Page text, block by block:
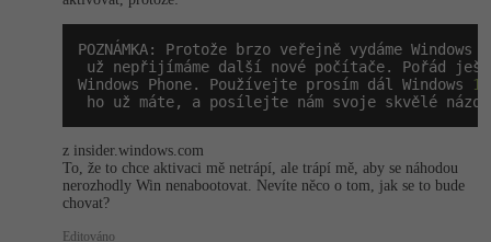
UML a návrhové vzory
React
Spring
ASP.NET MVC
Django
HTML / CSS
UML a návrhové vzory
MySQL/MariaDB
MS-SQL
SQLite
Tester
Systémový administrátor
Grafik / UX/UI návrhář
3D grafik
C++
Swift -80%
Kotlin -80%
C -80%
SEO
UX
Business
Kryptoměny -25%
POZNÁMKA: Protože brzo veřejně vydáme Windows
už nepřijímáme další nové počítače. Pořád
Windows Phone. Používejte prosím dál Windows
10
ho už máte, a posílejte nám svoje skvělé
z insider.windows.com
To, že to chce aktivaci mě netrápí, ale trápí mě, aby se náhodou
nerozhodly Win nenabootovat. Nevíte něco o tom, jak se to bude
chovat?
Editováno